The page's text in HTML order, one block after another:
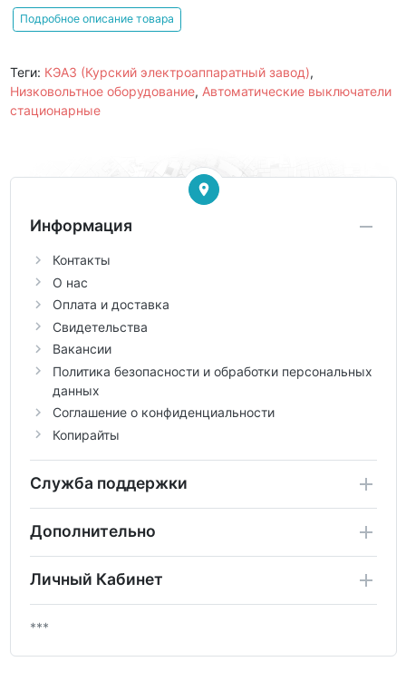
Подробное описание товара
Теги: КЭАЗ (Курский электроаппаратный завод),
Низковольтное оборудование, Автоматические выключатели
стационарные
Информация
Контакты
О нас
Оплата и доставка
Свидетельства
Вакансии
Политика безопасности и обработки персональных
данных
Соглашение о конфиденциальности
Копирайты
Служба поддержки
Дополнительно
Личный Кабинет
***